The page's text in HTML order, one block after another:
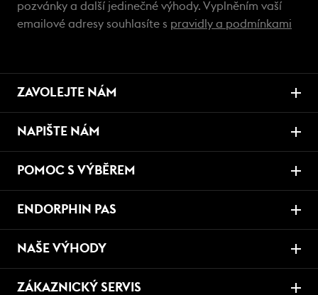
pozvánky a další jedinečné výhody. Vyplněním vaší
emailové adresy souhlasíte s pravidly a podmínkami
ZAVOLEJTE NÁM
NAPIŠTE NÁM
POMOC S VÝBĚREM
ENDORPHIN PAS
NAŠE VÝHODY
ZÁKAZNICKÝ SERVIS